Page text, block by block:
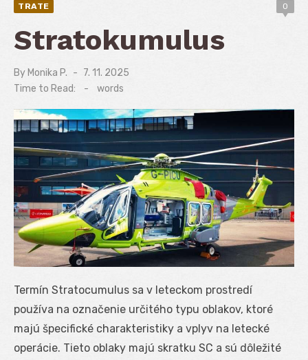
TRATE 0
Stratokumulus
By Monika P.
Posted
7. 11. 2025
Time to Read:
- words
Termín Stratocumulus sa v leteckom prostredí
používa na označenie určitého typu oblakov, ktoré
majú špecifické charakteristiky a vplyv na letecké
operácie. Tieto oblaky majú skratku SC a sú dôležité